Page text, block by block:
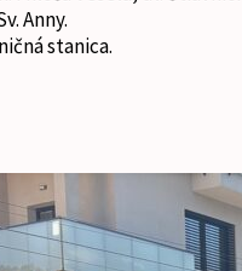
Anny.
stanica.